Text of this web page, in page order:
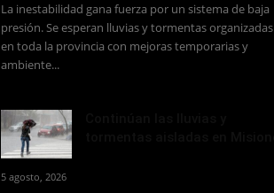
La inestabilidad gana fuerza por un sistema de baja
presión. Se esperan lluvias y tormentas organizadas
en toda la provincia con mejoras temporarias y
ambiente...
5 agosto, 2026